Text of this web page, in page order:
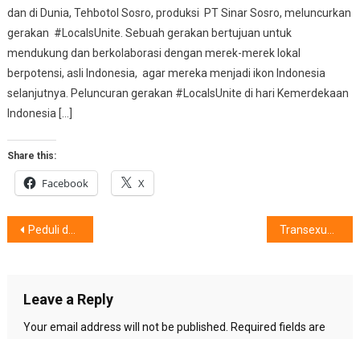
dan di Dunia, Tehbotol Sosro, produksi PT Sinar Sosro, meluncurkan
gerakan #LocalsUnite. Sebuah gerakan bertujuan untuk
mendukung dan berkolaborasi dengan merek-merek lokal
berpotensi, asli Indonesia, agar mereka menjadi ikon Indonesia
selanjutnya. Peluncuran gerakan #LocalsUnite di hari Kemerdekaan
Indonesia […]
Share this:
Facebook X
Post
Peduli dan Atasi Hemofilia, Mencegah Pendarahan Berlebihan
Leave a Reply
Your email address will not be published.
Required fields are